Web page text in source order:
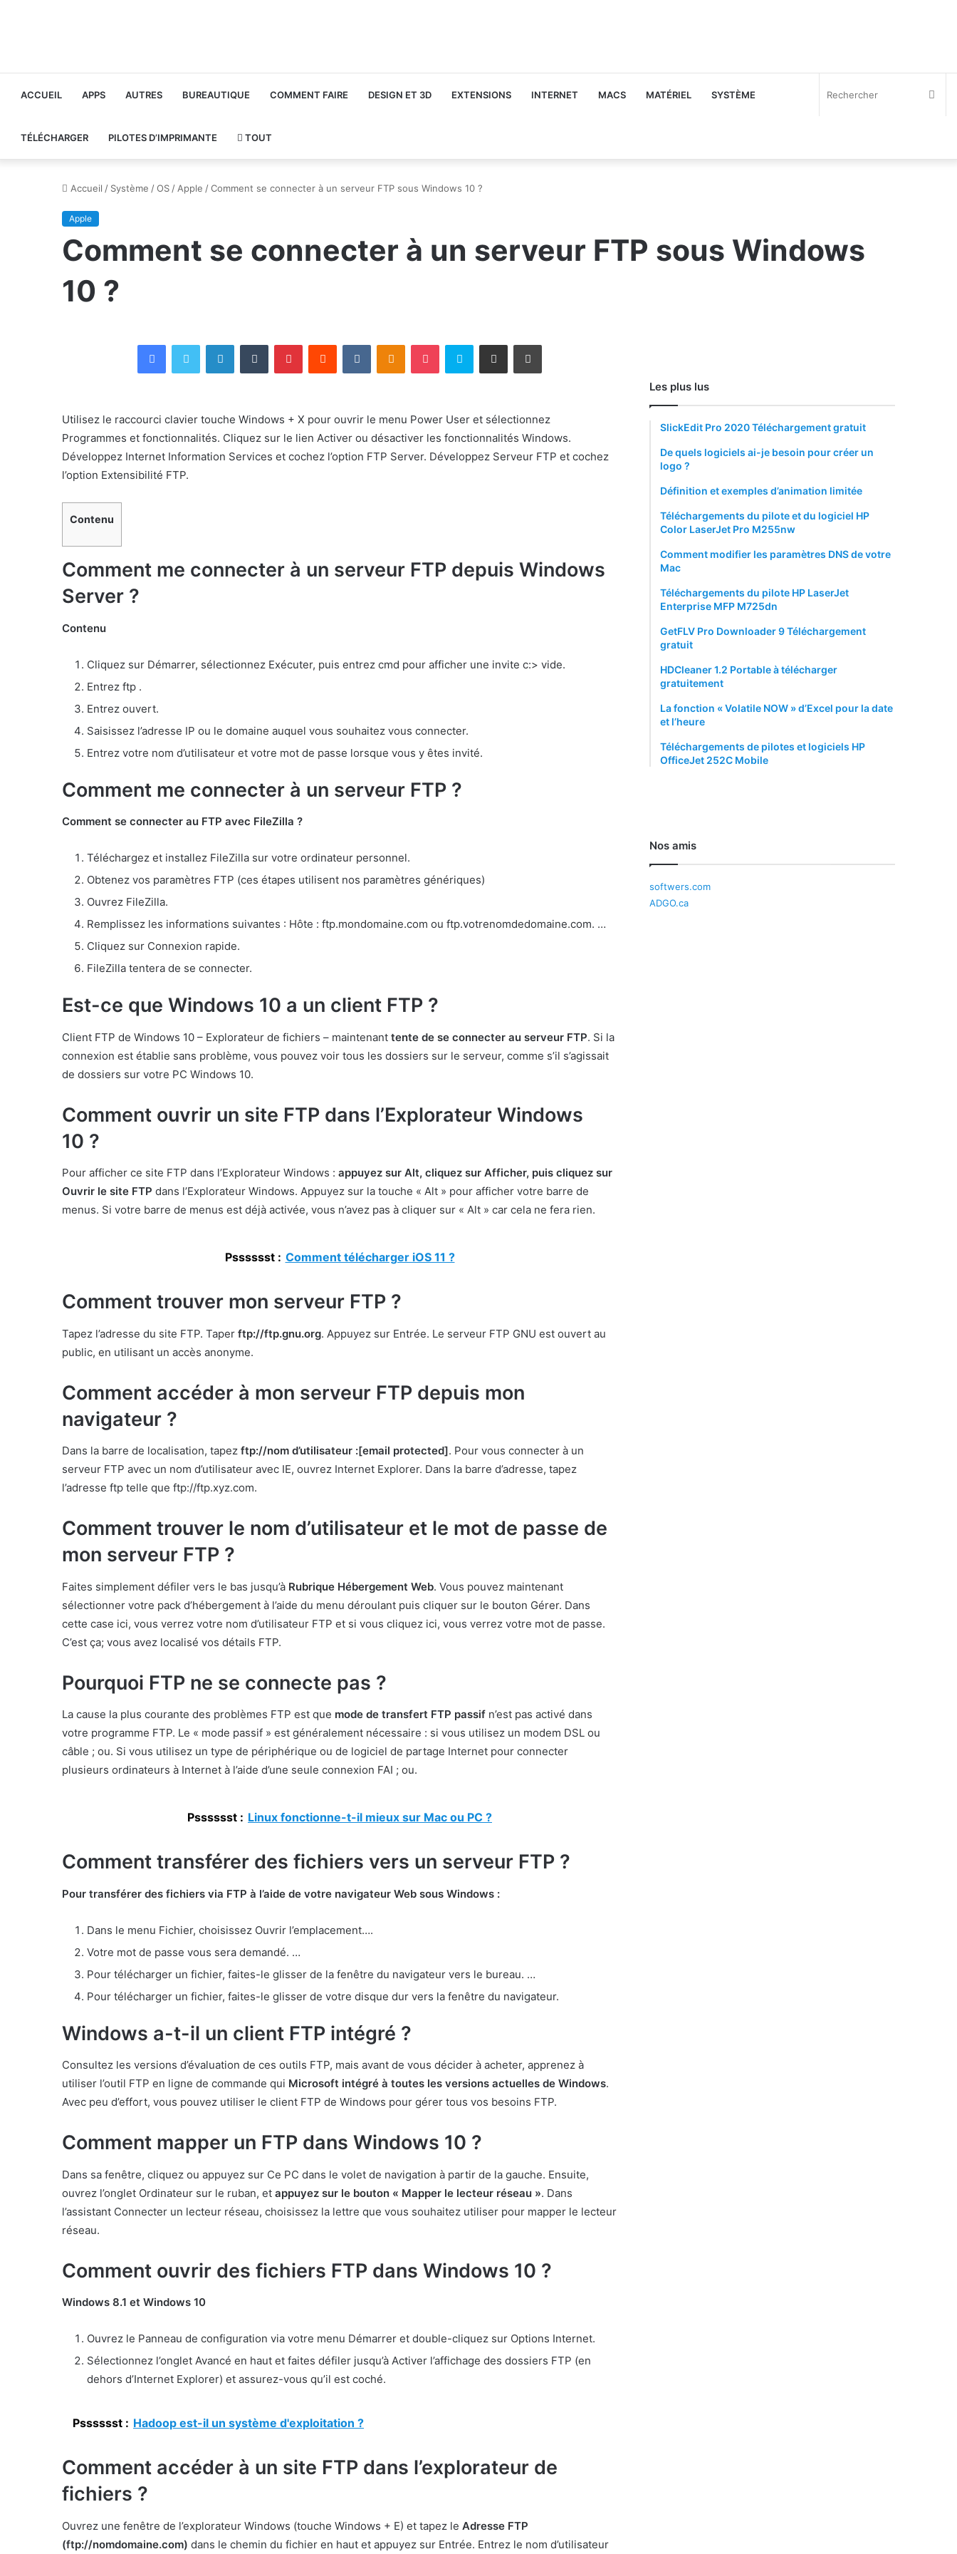
ACCUEIL APPS AUTRES BUREAUTIQUE COMMENT FAIRE DESIGN ET 3D EXTENSIONS INTERNET MACS MATÉRIEL SYSTÈME
TÉLÉCHARGER PILOTES D’IMPRIMANTE TOUT
Accueil / Système /OS / Apple /Comment se connecter à un serveur FTP sous Windows 10 ?
Apple
Comment se connecter à un serveur FTP sous Windows
10 ?
FacebookTwitter LinkedinTumblr PinterestReddit VKontakteOdnoklassniki
Pocket Skype Partager par email Imprimer
Utilisez le raccourci clavier touche Windows + X pour ouvrir le menu Power User et sélectionnez
Programmes et fonctionnalités. Cliquez sur le lien Activer ou désactiver les fonctionnalités Windows.
Développez Internet Information Services et cochez l’option FTP Server. Développez Serveur FTP et cochez
l’option Extensibilité FTP.
Contenu
Comment me connecter à un serveur FTP depuis Windows
Server ?
Contenu
Cliquez sur Démarrer, sélectionnez Exécuter, puis entrez cmd pour afficher une invite c:> vide.
Entrez ftp .
Entrez ouvert.
Saisissez l’adresse IP ou le domaine auquel vous souhaitez vous connecter.
Entrez votre nom d’utilisateur et votre mot de passe lorsque vous y êtes invité.
Comment me connecter à un serveur FTP ?
Comment se connecter au FTP avec FileZilla ?
Téléchargez et installez FileZilla sur votre ordinateur personnel.
Obtenez vos paramètres FTP (ces étapes utilisent nos paramètres génériques)
Ouvrez FileZilla.
Remplissez les informations suivantes : Hôte : ftp.mondomaine.com ou ftp.votrenomdedomaine.com. …
Cliquez sur Connexion rapide.
FileZilla tentera de se connecter.
Est-ce que Windows 10 a un client FTP ?
Client FTP de Windows 10 – Explorateur de fichiers – maintenant tente de se connecter au serveur FTP. Si la
connexion est établie sans problème, vous pouvez voir tous les dossiers sur le serveur, comme s’il s’agissait
de dossiers sur votre PC Windows 10.
Comment ouvrir un site FTP dans l’Explorateur Windows
10 ?
Pour afficher ce site FTP dans l’Explorateur Windows : appuyez sur Alt, cliquez sur Afficher, puis cliquez sur
Ouvrir le site FTP dans l’Explorateur Windows. Appuyez sur la touche « Alt » pour afficher votre barre de
menus. Si votre barre de menus est déjà activée, vous n’avez pas à cliquer sur « Alt » car cela ne fera rien.
Psssssst : Comment télécharger iOS 11 ?
Comment trouver mon serveur FTP ?
Tapez l’adresse du site FTP. Taper ftp://ftp.gnu.org. Appuyez sur Entrée. Le serveur FTP GNU est ouvert au
public, en utilisant un accès anonyme.
Comment accéder à mon serveur FTP depuis mon
navigateur ?
Dans la barre de localisation, tapez ftp://nom d’utilisateur :[email protected]. Pour vous connecter à un
serveur FTP avec un nom d’utilisateur avec IE, ouvrez Internet Explorer. Dans la barre d’adresse, tapez
l’adresse ftp telle que ftp://ftp.xyz.com.
Comment trouver le nom d’utilisateur et le mot de passe de
mon serveur FTP ?
Faites simplement défiler vers le bas jusqu’à Rubrique Hébergement Web. Vous pouvez maintenant
sélectionner votre pack d’hébergement à l’aide du menu déroulant puis cliquer sur le bouton Gérer. Dans
cette case ici, vous verrez votre nom d’utilisateur FTP et si vous cliquez ici, vous verrez votre mot de passe.
C’est ça; vous avez localisé vos détails FTP.
Pourquoi FTP ne se connecte pas ?
La cause la plus courante des problèmes FTP est que mode de transfert FTP passif n’est pas activé dans
votre programme FTP. Le « mode passif » est généralement nécessaire : si vous utilisez un modem DSL ou
câble ; ou. Si vous utilisez un type de périphérique ou de logiciel de partage Internet pour connecter
plusieurs ordinateurs à Internet à l’aide d’une seule connexion FAI ; ou.
Psssssst : Linux fonctionne-t-il mieux sur Mac ou PC ?
Comment transférer des fichiers vers un serveur FTP ?
Pour transférer des fichiers via FTP à l’aide de votre navigateur Web sous Windows :
Dans le menu Fichier, choisissez Ouvrir l’emplacement….
Votre mot de passe vous sera demandé. …
Pour télécharger un fichier, faites-le glisser de la fenêtre du navigateur vers le bureau. …
Pour télécharger un fichier, faites-le glisser de votre disque dur vers la fenêtre du navigateur.
Windows a-t-il un client FTP intégré ?
Consultez les versions d’évaluation de ces outils FTP, mais avant de vous décider à acheter, apprenez à
utiliser l’outil FTP en ligne de commande qui Microsoft intégré à toutes les versions actuelles de Windows.
Avec peu d’effort, vous pouvez utiliser le client FTP de Windows pour gérer tous vos besoins FTP.
Comment mapper un FTP dans Windows 10 ?
Dans sa fenêtre, cliquez ou appuyez sur Ce PC dans le volet de navigation à partir de la gauche. Ensuite,
ouvrez l’onglet Ordinateur sur le ruban, et appuyez sur le bouton « Mapper le lecteur réseau ». Dans
l’assistant Connecter un lecteur réseau, choisissez la lettre que vous souhaitez utiliser pour mapper le lecteur
réseau.
Comment ouvrir des fichiers FTP dans Windows 10 ?
Windows 8.1 et Windows 10
Ouvrez le Panneau de configuration via votre menu Démarrer et double-cliquez sur Options Internet.
Sélectionnez l’onglet Avancé en haut et faites défiler jusqu’à Activer l’affichage des dossiers FTP (en
dehors d’Internet Explorer) et assurez-vous qu’il est coché.
Psssssst : Hadoop est-il un système d'exploitation ?
Comment accéder à un site FTP dans l’explorateur de
fichiers ?
Ouvrez une fenêtre de l’explorateur Windows (touche Windows + E) et tapez le Adresse FTP
(ftp://nomdomaine.com) dans le chemin du fichier en haut et appuyez sur Entrée. Entrez le nom d’utilisateur
Les plus lus
SlickEdit Pro 2020 Téléchargement gratuit
De quels logiciels ai-je besoin pour créer un
logo ?
Définition et exemples d’animation limitée
Téléchargements du pilote et du logiciel HP
Color LaserJet Pro M255nw
Comment modifier les paramètres DNS de votre
Mac
Téléchargements du pilote HP LaserJet
Enterprise MFP M725dn
GetFLV Pro Downloader 9 Téléchargement
gratuit
HDCleaner 1.2 Portable à télécharger
gratuitement
La fonction « Volatile NOW » d’Excel pour la date
et l’heure
Téléchargements de pilotes et logiciels HP
OfficeJet 252C Mobile
Nos amis
softwers.com
ADGO.ca